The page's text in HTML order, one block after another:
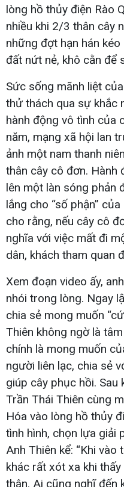
lòng hồ thủy điện Rào
nhiều khi 2/3 thân cây
những đợt hạn hán
đất nứt nẻ, khô cằn để
Sức sống mãnh liệt
thử thách qua sự khắc
hành động vô tình của
năm, mạng xã hội lan
ảnh một nam thanh
thân cây cô đơn.
lên một làn sóng phản
lắng cho “số phận”
cho rằng, nếu cây cô
nghĩa với việc mất đi
dân, khách tham quan
Xem đoạn video ấy,
nhói trong lòng. Ngay
chia sẻ mong muốn
Thiên không ngờ là
chính là mong muốn
người liên lạc, chia sẻ
giúp cây phục hồi. Sau
Trần Thái Thiên cùng
Hóa vào lòng hồ thủy
tình hình, chọn lựa giải
Anh Thiên kể: “Khi vào
khác rất xót xa khi
thân. Ai cũng nghĩ đến